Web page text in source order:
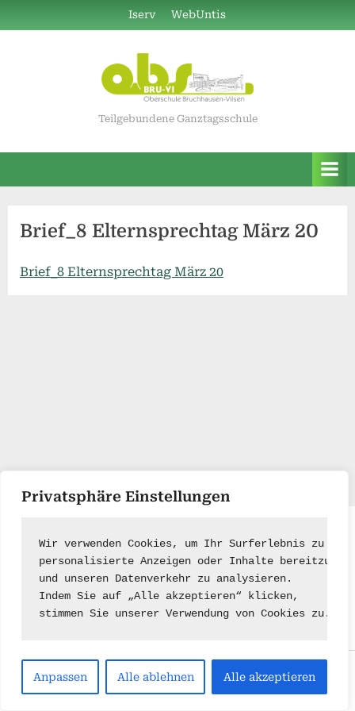
Privatsphäre Einstellungen
Wir verwenden Cookies, um Ihr Surferlebnis zu
personalisierte Anzeigen oder Inhalte
und unseren Datenverkehr zu analysieren.
Indem Sie auf „Alle akzeptieren“ klicken,
stimmen Sie unserer Verwendung von Cookies zu.
Anpassen Alle ablehnen Alle akzeptieren
to
Iserv WebUntis
Teilgebundene Ganztagsschule
Brief_8 Elternsprechtag März 20
Brief_8 Elternsprechtag März 20
Impressum Kontakt
Copyright © 2026 .
Powered byPressBook Green WordPress theme